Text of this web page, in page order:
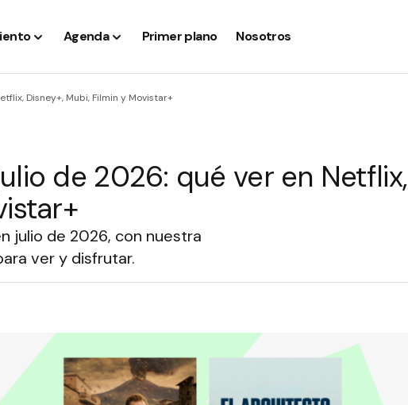
Agenda Primer plano Nosotros
Disney+, Mubi, Filmin y Movistar+
de 2026: qué ver en Netflix,
julio de 2026, con nuestra
ver y disfrutar.